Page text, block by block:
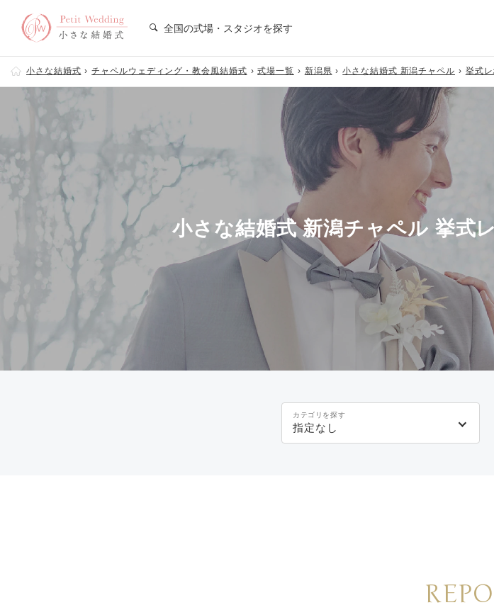
全国の式場・スタジオを探す
小さな結婚式 チャペルウェディング・教会風結婚式 式場一覧 新潟県 小さな結婚式 新潟チャペル 挙式
小さな結婚式 新潟チャペル 挙式
カテゴリを探す
指定なし